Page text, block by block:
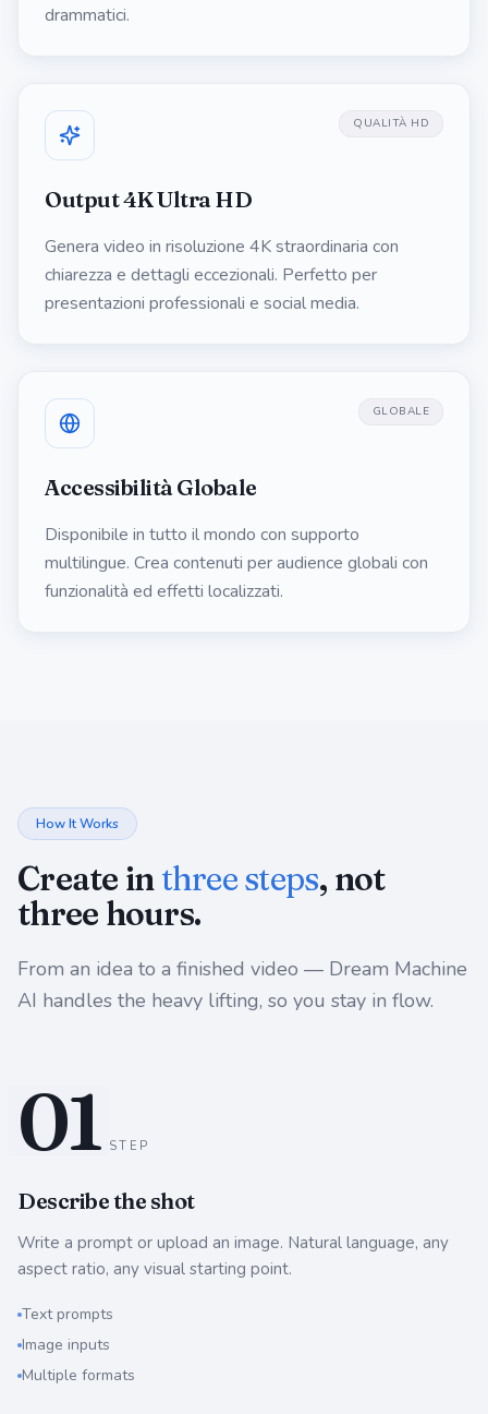
drammatici.
QUALITÀ HD
Output 4K Ultra HD
Genera video in risoluzione 4K straordinaria con
chiarezza e dettagli eccezionali. Perfetto per
presentazioni professionali e social media.
GLOBALE
Accessibilità Globale
Disponibile in tutto il mondo con supporto
multilingue. Crea contenuti per audience globali con
funzionalità ed effetti localizzati.
How It Works
Create in three steps, not
three hours.
From an idea to a finished video — Dream Machine
AI handles the heavy lifting, so you stay in flow.
01 STEP
Describe the shot
Write a prompt or upload an image. Natural language, any
aspect ratio, any visual starting point.
Text prompts
Image inputs
Multiple formats